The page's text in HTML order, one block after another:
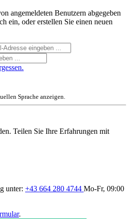
angemeldeten Benutzern abgegeben
ein, oder erstellen Sie einen neuen
Sprache anzeigen.
Teilen Sie Ihre Erfahrungen mit
unter: +43 664 280 4744 Mo-Fr, 09:00
.